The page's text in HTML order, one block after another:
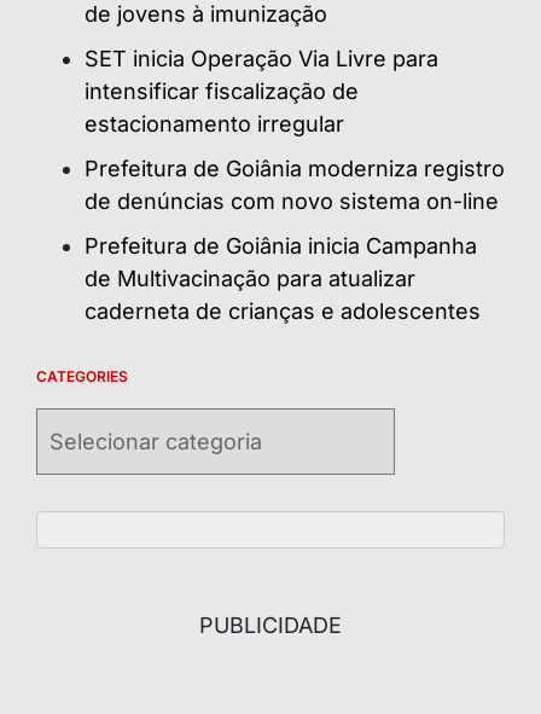
de jovens à imunização
SET inicia Operação Via Livre para
intensificar fiscalização de
estacionamento irregular
Prefeitura de Goiânia moderniza registro
de denúncias com novo sistema on-line
Prefeitura de Goiânia inicia Campanha
de Multivacinação para atualizar
caderneta de crianças e adolescentes
CATEGORIES
PUBLICIDADE